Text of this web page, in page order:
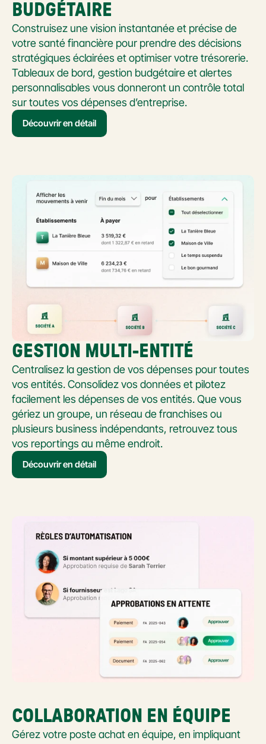
BUDGÉTAIRE
Construisez une vision instantanée et précise de
votre santé financière pour prendre des décisions
stratégiques éclairées et optimiser votre trésorerie.
Tableaux de bord, gestion budgétaire et alertes
personnalisables vous donneront un contrôle total
sur toutes vos dépenses d’entreprise.
Découvrir en détail
GESTION MULTI-ENTITÉ
Centralisez la gestion de vos dépenses pour toutes
vos entités. Consolidez vos données et pilotez
facilement les dépenses de vos entités. Que vous
gériez un groupe, un réseau de franchises ou
plusieurs business indépendants, retrouvez tous
vos reportings au même endroit.
Découvrir en détail
COLLABORATION EN ÉQUIPE
Gérez votre poste achat en équipe, en impliquant